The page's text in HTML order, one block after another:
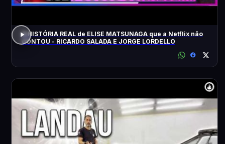
A HISTÓRIA REAL de ELISE MATSUNAGA que a Netflix não
CONTOU - RICARDO SALADA E JORGE LORDELLO